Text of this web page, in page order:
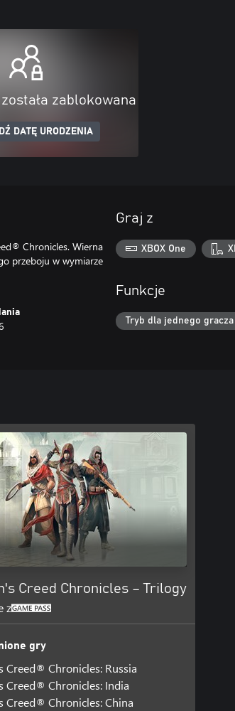
zablokowana
DATĘ URODZENIA
Chronicles. Wierna
przeboju w wymiarze
Graj z
XBOX One
Funkcje
Tryb dla jednego gracza
Creed Chronicles – Trilogy
z
gry
Creed® Chronicles: Russia
Creed® Chronicles: India
Creed® Chronicles: China